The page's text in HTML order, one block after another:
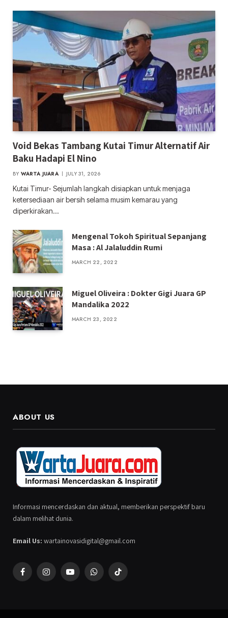
Void Bekas Tambang Kutai Timur Alternatif Air
Baku Hadapi El Nino
BY WARTA JUARA JULY 31, 2026
Kutai Timur- Sejumlah langkah disiapkan untuk menjaga
ketersediaan air bersih selama musim kemarau yang
diperkirakan…
Mengenal Tokoh Spiritual Sepanjang
Masa : Al Jalaluddin Rumi
MARCH 22, 2022
Miguel Oliveira : Dokter Gigi Juara GP
Mandalika 2022
MARCH 23, 2022
ABOUT US
Informasi mencerdaskan dan aktual, memberikan perspektif baru
dalam melihat dunia.
Email Us: wartainovasidigital@gmail.com
FacebookInstagramYouTubeWhatsAppTikTok